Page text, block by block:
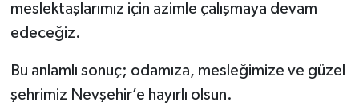
meslektaşlarımız için azimle çalışmaya devam
edeceğiz.
Bu anlamlı sonuç; odamıza, mesleğimize ve güzel
şehrimiz Nevşehir’e hayırlı olsun.